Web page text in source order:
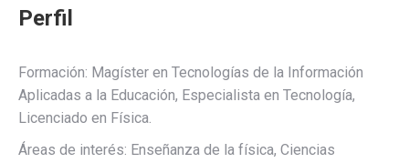
Perfil
Formación: Magíster en Tecnologías de la Información
Aplicadas a la Educación, Especialista en Tecnología,
Licenciado en Física.
Áreas de interés: Enseñanza de la física, Ciencias